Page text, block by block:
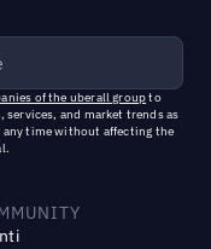
of the uberall groupto
and market trends as
time without affecting the